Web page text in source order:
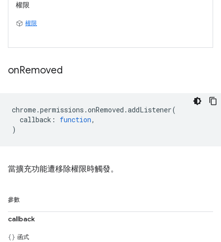
權限
權限
onRemoved
chrome.permissions .onRemoved .addListener(
callback : function,
)
當擴充功能遭移除權限時觸發。
參數
callback
函式